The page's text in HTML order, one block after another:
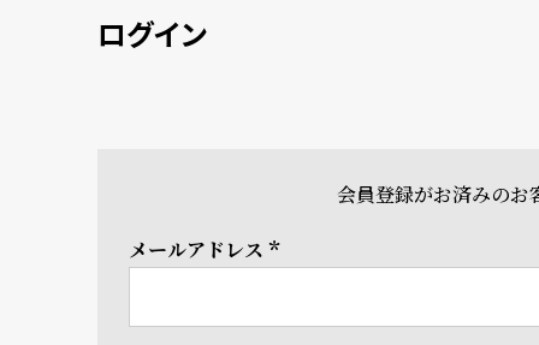
ログイン
会員登録がお済みのお
メールアドレス
(必